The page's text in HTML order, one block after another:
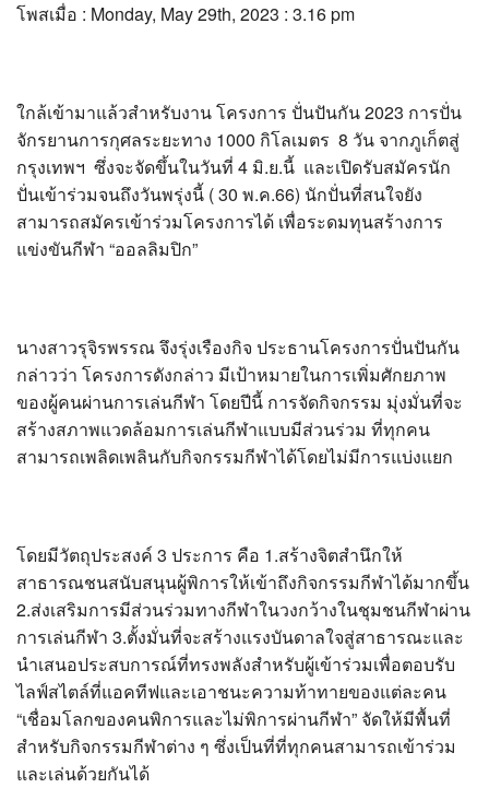
PR News
?>
โพสเมื่อ : Monday, May 29th, 2023 : 3.16 pm
ใกล้เข้ามาแล้วสำหรับงาน โครงการ ปั่นปันกัน 2023 การปั่น
จักรยานการกุศลระยะทาง 1000 กิโลเมตร 8 วัน จากภูเก็ตสู่
กรุงเทพฯ ซึ่งจะจัดขึ้นในวันที่ 4 มิ.ย.นี้ และเปิดรับสมัครนัก
ปั่นเข้าร่วมจนถึงวันพรุ่งนี้ ( 30 พ.ค.66) นักปั่นที่สนใจยัง
สามารถสมัครเข้าร่วมโครงการได้ เพื่อระดมทุนสร้างการ
แข่งขันกีฬา “ออลลิมปิก”
นางสาวรุจิรพรรณ จึงรุ่งเรืองกิจ ประธานโครงการปั่นปันกัน
กล่าวว่า โครงการดังกล่าว มีเป้าหมายในการเพิ่มศักยภาพ
ของผู้คนผ่านการเล่นกีฬา โดยปีนี้ การจัดกิจกรรม มุ่งมั่นที่จะ
สร้างสภาพแวดล้อมการเล่นกีฬาแบบมีส่วนร่วม ที่ทุกคน
สามารถเพลิดเพลินกับกิจกรรมกีฬาได้โดยไม่มีการแบ่งแยก
โดยมีวัตถุประสงค์ 3 ประการ คือ 1.สร้างจิตสำนึกให้
สาธารณชนสนับสนุนผู้พิการให้เข้าถึงกิจกรรมกีฬาได้มากขึ้น
2.ส่งเสริมการมีส่วนร่วมทางกีฬาในวงกว้างในชุมชนกีฬาผ่าน
การเล่นกีฬา 3.ตั้งมั่นที่จะสร้างแรงบันดาลใจสู่สาธารณะและ
นำเสนอประสบการณ์ที่ทรงพลังสำหรับผู้เข้าร่วมเพื่อตอบรับ
ไลฟ์สไตล์ที่แอคทีฟและเอาชนะความท้าทายของแต่ละคน
“เชื่อมโลกของคนพิการและไม่พิการผ่านกีฬา” จัดให้มีพื้นที่
สำหรับกิจกรรมกีฬาต่าง ๆ ซึ่งเป็นที่ที่ทุกคนสามารถเข้าร่วม
และเล่นด้วยกันได้